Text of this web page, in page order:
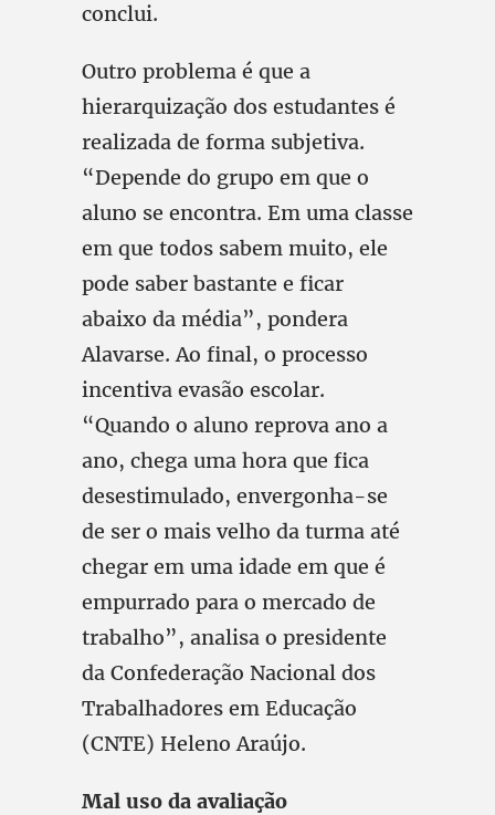
conclui.
Outro problema é que a
hierarquização dos estudantes é
realizada de forma subjetiva.
“Depende do grupo em que o
aluno se encontra. Em uma classe
em que todos sabem muito, ele
pode saber bastante e ficar
abaixo da média”, pondera
Alavarse. Ao final, o processo
incentiva evasão escolar.
“Quando o aluno reprova ano a
ano, chega uma hora que fica
desestimulado, envergonha-se
de ser o mais velho da turma até
chegar em uma idade em que é
empurrado para o mercado de
trabalho”, analisa o presidente
da Confederação Nacional dos
Trabalhadores em Educação
(CNTE) Heleno Araújo.
Mal uso da avaliação